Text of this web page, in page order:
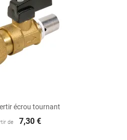
écrou tournant
de 7,30 €